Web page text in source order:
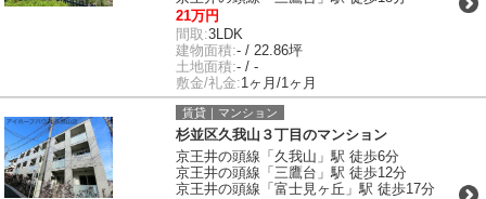
21万円
間取:3LDK
建物面積:- / 22.86坪
土地面積:- / -
敷金/礼金:1ヶ月/1ヶ月
賃貸｜マンション
杉並区久我山３丁目のマンション
京王井の頭線「久我山」駅 徒歩6分
京王井の頭線「三鷹台」駅 徒歩12分
京王井の頭線「富士見ヶ丘」駅 徒歩17分